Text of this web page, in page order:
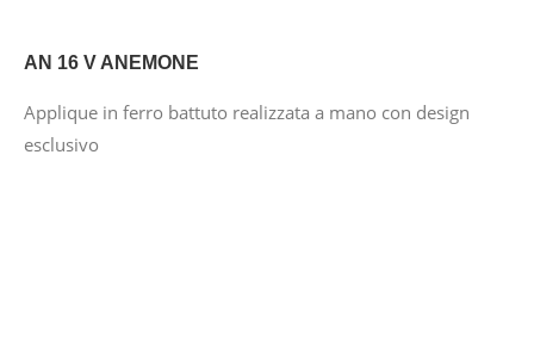
AN 16 V ANEMONE
Applique in ferro battuto realizzata a mano con design
esclusivo